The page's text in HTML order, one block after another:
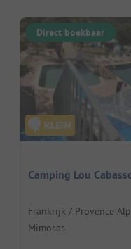
Direct boekbaar
Camping Lou
Frankrijk / Provence
Mimosas